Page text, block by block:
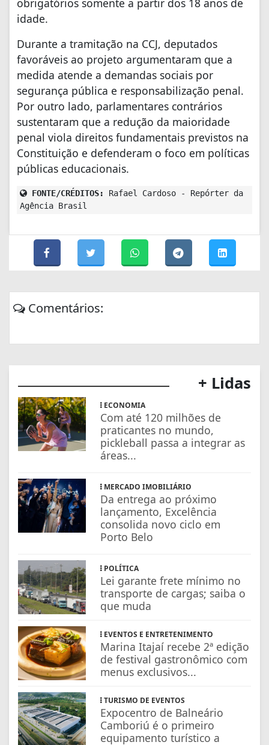
obrigatórios somente a partir dos 18 anos de
idade.
Durante a tramitação na CCJ, deputados
favoráveis ao projeto argumentaram que a
medida atende a demandas sociais por
segurança pública e responsabilização penal.
Por outro lado, parlamentares contrários
sustentaram que a redução da maioridade
penal viola direitos fundamentais previstos na
Constituição e defenderam o foco em políticas
públicas educacionais.
FONTE/CRÉDITOS:
Rafael Cardoso - Repórter da
Agência Brasil
Comentários:
+ Lidas
ECONOMIA
Com até 120 milhões de
praticantes no mundo,
pickleball passa a integrar as
áreas...
MERCADO IMOBILIÁRIO
Da entrega ao próximo
lançamento, Excelência
consolida novo ciclo em
Porto Belo
POLÍTICA
Lei garante frete mínimo no
transporte de cargas; saiba o
que muda
EVENTOS E ENTRETENIMENTO
Marina Itajaí recebe 2ª edição
de festival gastronômico com
menus exclusivos...
TURISMO DE EVENTOS
Expocentro de Balneário
Camboriú é o primeiro
equipamento turístico a